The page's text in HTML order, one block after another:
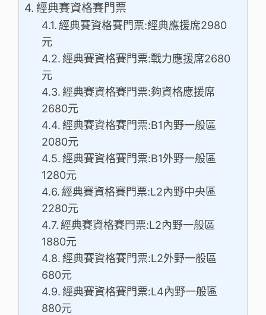
經典賽資格賽門票
經典賽資格賽門票:經典應援席2980
元
經典賽資格賽門票:戰力應援席2680
元
經典賽資格賽門票:夠資格應援席
2680元
經典賽資格賽門票:B1內野一般區
2080元
經典賽資格賽門票:B1外野一般區
1280元
經典賽資格賽門票:L2內野中央區
2280元
經典賽資格賽門票:L2內野一般區
1880元
經典賽資格賽門票:L2外野一般區
680元
經典賽資格賽門票:L4內野一般區
880元